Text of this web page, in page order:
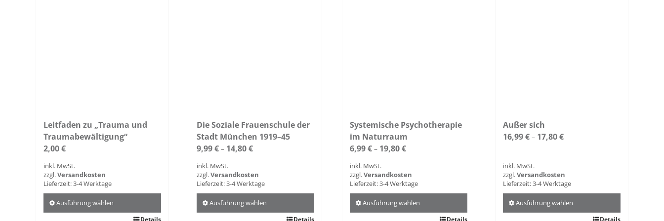
Leitfaden zu „Trauma und
Traumabewältigung“
2,00€
inkl. MwSt.
zzgl.Versandkosten
Lieferzeit:3-4 Werktage
Ausführung wählen
Die Soziale Frauenschule der
Stadt München 1919–45
9,99€ – 14,80€
inkl. MwSt.
zzgl.Versandkosten
Lieferzeit:3-4 Werktage
Ausführung wählen
Systemische Psychotherapie
im Naturraum
6,99€ – 19,80€
inkl. MwSt.
zzgl.Versandkosten
Lieferzeit:3-4 Werktage
Ausführung wählen
Außer sich
16,99€ – 17,80€
inkl. MwSt.
zzgl.Versandkosten
Lieferzeit:3-4 Werktage
Ausführung wählen